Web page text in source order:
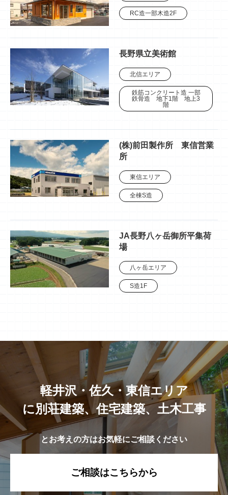
RC造一部木造2F
長野県立美術館
北信エリア
鉄筋コンクリート造 一部
鉄骨造 地下1階 地上3
階
(株)前田製作所 東信営業
所
東信エリア
全棟S造
JA長野八ヶ岳御所平集荷
場
八ヶ岳エリア
S造1F
軽井沢・佐久・東信エリア
に別荘建築、住宅建築、土木工事
とお考えの方はお気軽にご相談ください
ご相談はこちらから